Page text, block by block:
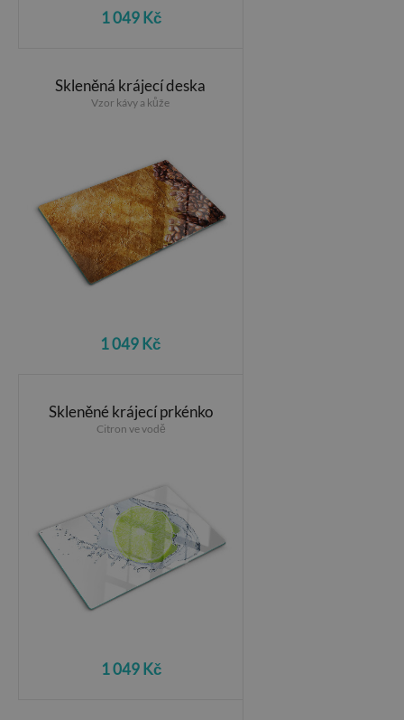
1 049 Kč
Skleněná krájecí deska
Vzor kávy a kůže
1 049 Kč
Skleněné krájecí prkénko
Citron ve vodě
1 049 Kč